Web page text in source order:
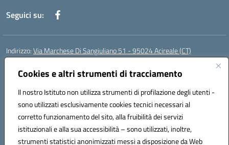
Cookies e altri strumenti di tracciamento
Il nostro Istituto non utilizza strumenti di profilazione degli utenti -
sono utilizzati esclusivamente cookies tecnici necessari al
corretto funzionamento del sito, alla fruibilità dei servizi
istituzionali e alla sua accessibilità – sono utilizzati, inoltre,
strumenti statistici anonimizzati messi a disposizione da Web
Seguici su:
Indirizzo:Via Marchese Di Sangiuliano 51 - 95024 Acireale (CT)
Centralino:
Posta elettronica certificata (PEC):ctic8at00b@pec.istruzione.it
Codice fiscale: 81001970870
Codice meccanografico:CTIC8AT00B
Codice Indice delle Pubbliche Amministrazioni (IPA): istsc_ctic8at00b
Codice unico di fatturazione (CUF): UFM1P6